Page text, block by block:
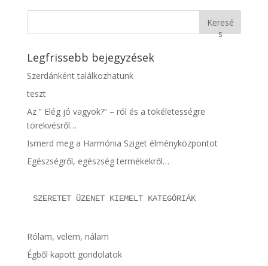
Keresé
s
Legfrissebb bejegyzések
Szerdánként találkozhatunk
teszt
Az ” Elég jó vagyok?” – ról és a tökéletességre
törekvésről…
Ismerd meg a Harmónia Sziget élményközpontot
Egészségről, egészség termékekről…
SZERETET ÜZENET KIEMELT KATEGÓRIÁK
Rólam, velem, nálam
Égből kapott gondolatok